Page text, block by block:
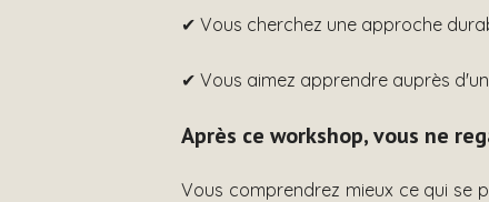
✔ Vous cherchez une approche
✔ Vous aimez apprendre auprès
Après ce workshop, vous ne
Vous comprendrez mieux ce qui se